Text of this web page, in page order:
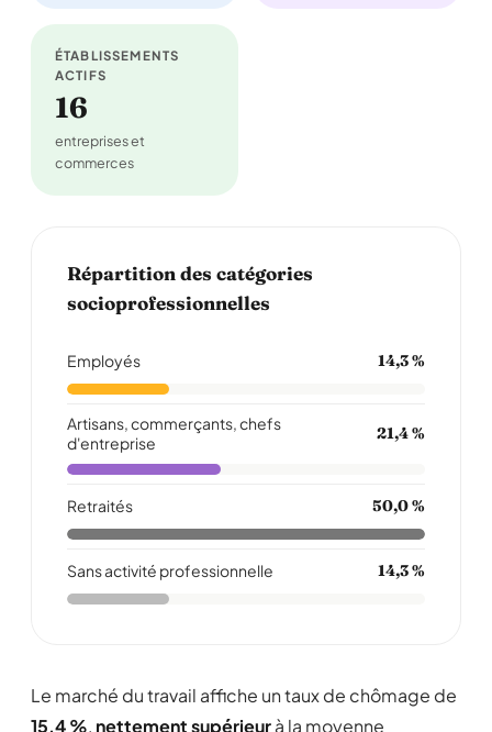
ÉTABLISSEMENTS
ACTIFS
16
entreprises et
commerces
Répartition des catégories
socioprofessionnelles
Employés 14,3 %
Artisans, commerçants, chefs
d'entreprise
21,4 %
Retraités 50,0 %
Sans activité professionnelle 14,3 %
Le marché du travail affiche un taux de chômage de
15,4 %, nettement supérieurà la moyenne